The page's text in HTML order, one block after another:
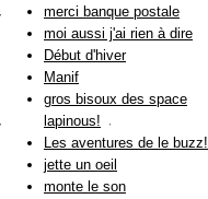
merci banque postale
moi aussi j'ai rien à dire
Début d'hiver
Manif
gros bisoux des space
lapinous!
Les aventures de le buzz!
jette un oeil
monte le son